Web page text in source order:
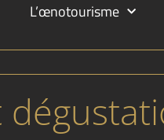
L’œnotourisme